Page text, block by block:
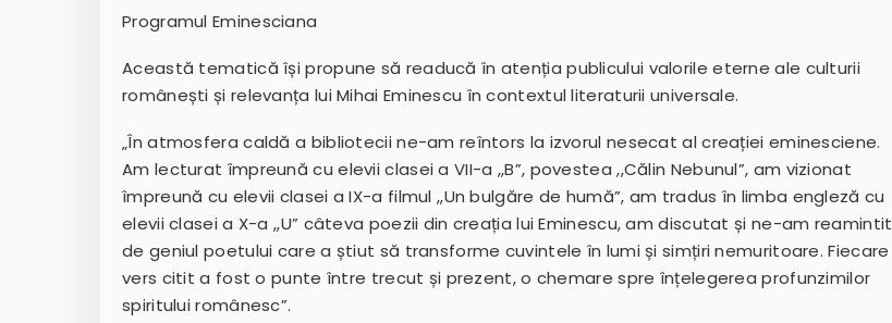
Programul Eminesciana
Această tematică își propune să readucă în atenția publicului valorile eterne ale culturii
românești și relevanța lui Mihai Eminescu în contextul literaturii universale.
„În atmosfera caldă a bibliotecii ne-am reîntors la izvorul nesecat al creației eminesciene.
Am lecturat împreună cu elevii clasei a VII-a ,,B”, povestea ,,Călin Nebunul”, am vizionat
împreună cu elevii clasei a IX-a filmul ,,Un bulgăre de humă”, am tradus în limba engleză cu
elevii clasei a X-a ,,U” câteva poezii din creația lui Eminescu, am discutat și ne-am reamintit
de geniul poetului care a știut să transforme cuvintele în lumi și simțiri nemuritoare. Fiecare
vers citit a fost o punte între trecut și prezent, o chemare spre înțelegerea profunzimilor
spiritului românesc”.